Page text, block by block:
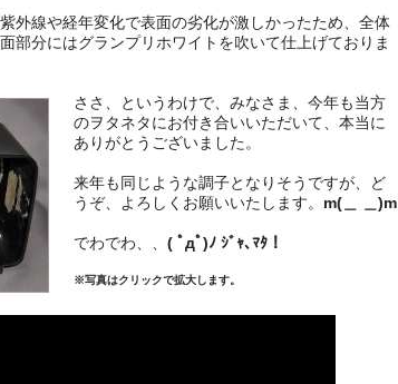
外線や経年変化で表面の劣化が激しかったため、全体
部分にはグランプリホワイトを吹いて仕上げておりま
ささ、というわけで、みなさま、今年も当方
のヲタネタにお付き合いいただいて、本当に
ありがとうございました。
来年も同じような調子となりそうですが、ど
うぞ、よろしくお願いいたします。 m(＿ ＿)m
でわでわ、、 ( ﾟдﾟ)ﾉ ｼﾞｬ､ﾏﾀ！
※写真はクリックで拡大します。